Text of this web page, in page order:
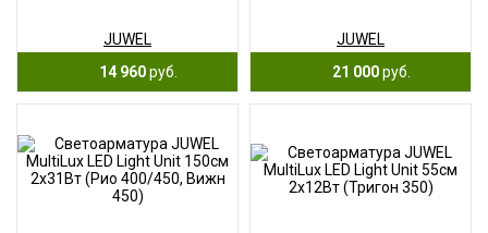
JUWEL
14 960руб.
JUWEL
21 000руб.